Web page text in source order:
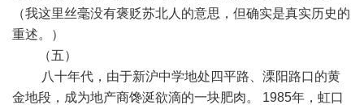
（我这里丝毫没有褒贬苏北人的意思，但确实是真实历史的
重述。）
（五）
八十年代，由于新沪中学地处四平路、溧阳路口的黄
金地段，成为地产商馋涎欲滴的一块肥肉。 1985年，虹口